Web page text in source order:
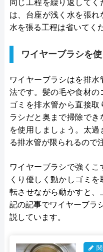
同じ工程を繰り返して
は、台座が浅く水を張
水を張る工程は省いてく
ワイヤーブラシを
ワイヤーブラシはを排
法です。髪の毛や食材の
ゴミを排水管から直接
ラシだと奥まで掃除で
を使用しましょう。太
る排水管が限られるので
ワイヤーブラシで強く
くり優しく動かしゴミ
転させながら動かすと
記の記事でワイヤーブラ
説しています。